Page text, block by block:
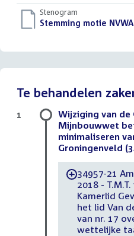
Stenogram
Download
Stemming motie NVWA
Te behandelen
Wijziging van de
Mijnbouwwet
minimaliseren
Groningenveld
-34957-21
2018 -
Kamerlid
het lid Van
van nr. 17
wettelijke
1